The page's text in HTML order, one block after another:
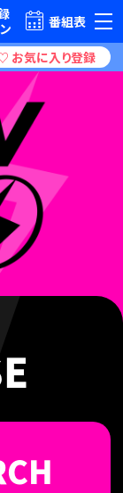
ティ』
番組表